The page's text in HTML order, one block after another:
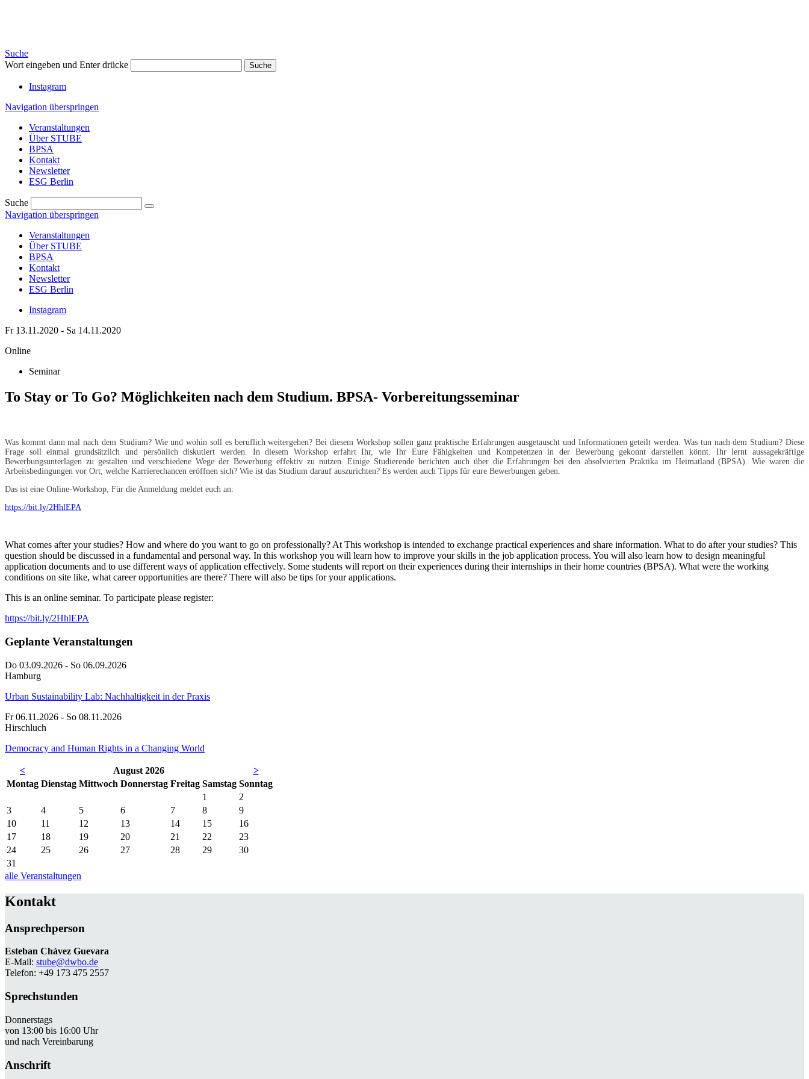
Suche
Wort eingeben und Enter drücke
Suche
Instagram
Navigation überspringen
Veranstaltungen
Über STUBE
BPSA
Kontakt
Newsletter
ESG Berlin
Suche
Navigation überspringen
Veranstaltungen
Über STUBE
BPSA
Kontakt
Newsletter
ESG Berlin
Instagram
Fr 13.11.2020 - Sa 14.11.2020
Online
Seminar
To Stay or To Go? Möglichkeiten nach dem Studium. BPSA- Vorbereitungsseminar
Was kommt dann mal nach dem Studium? Wie und wohin soll es beruflich weitergehen? Bei diesem Workshop sollen ganz praktische Erfahrungen ausgetauscht und Informationen geteilt werden. Was tun nach dem Studium? Diese
Frage soll einmal grundsätzlich und persönlich diskutiert werden. In diesem Workshop erfahrt Ihr, wie Ihr Eure Fähigkeiten und Kompetenzen in der Bewerbung gekonnt darstellen könnt. Ihr lernt aussagekräftige
Bewerbungsunterlagen zu gestalten und verschiedene Wege der Bewerbung effektiv zu nutzen. Einige Studierende berichten auch über die Erfahrungen bei den absolvierten Praktika im Heimatland (BPSA). Wie waren die
Arbeitsbedingungen vor Ort, welche Karrierechancen eröffnen sich? Wie ist das Studium darauf auszurichten? Es werden auch Tipps für eure Bewerbungen geben.
Das ist eine Online-Workshop, Für die Anmeldung meldet euch an:
https://bit.ly/2HhlEPA
What comes after your studies? How and where do you want to go on professionally? At This workshop is intended to exchange practical experiences and share information. What to do after your studies? This
question should be discussed in a fundamental and personal way. In this workshop you will learn how to improve your skills in the job application process. You will also learn how to design meaningful
application documents and to use different ways of application effectively. Some students will report on their experiences during their internships in their home countries (BPSA). What were the working
conditions on site like, what career opportunities are there? There will also be tips for your applications.
This is an online seminar. To participate please register:
https://bit.ly/2HhlEPA
Geplante Veranstaltungen
Do 03.09.2026 - So 06.09.2026
Hamburg
Urban Sustainability Lab: Nachhaltigkeit in der Praxis
Fr 06.11.2026 - So 08.11.2026
Hirschluch
Democracy and Human Rights in a Changing World
< August 2026
>
Montag Dienstag Mittwoch Donnerstag Freitag Samstag Sonntag
1
2
3
4 5 6 7 8
9
10
11 12 13 14 15
16
17
18 19 20 21 22
23
24
25 26 27 28 29
30
31
alle Veranstaltungen
Kontakt
Ansprechperson
Esteban Chávez Guevara
E-Mail: stube@dwbo.de
Telefon: +49 173 475 2557
Sprechstunden
Donnerstags
von 13:00 bis 16:00 Uhr
und nach Vereinbarung
Anschrift